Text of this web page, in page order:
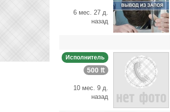
6 мес. 27 д.
назад
Исполнитель
500 ₶
10 мес. 9 д.
назад